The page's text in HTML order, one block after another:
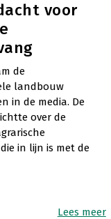
voor
de
landbouw
in de media. De
over de
in lijn is met de
Lees meer